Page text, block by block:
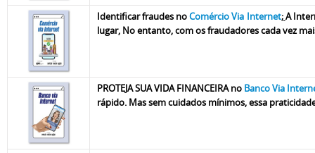
Identificar fraudes noComércio Via Internet;A
lugar, No entanto, com os fraudadores cada vez
PROTEJA SUA VIDA FINANCEIRA no Banco Via
rápido. Mas sem cuidados mínimos, essa